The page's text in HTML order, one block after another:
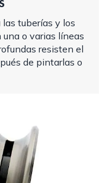
tuberías y los
o varias líneas
resisten el
de pintarlas o